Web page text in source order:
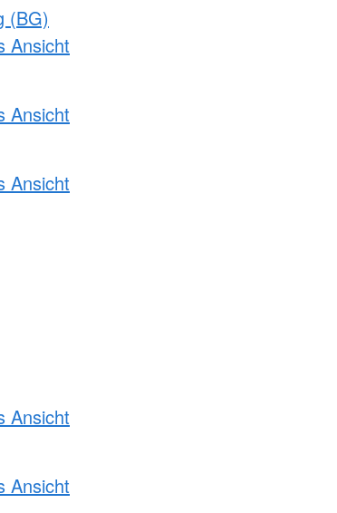
(BG)
Ansicht
Ansicht
Ansicht
Ansicht
Ansicht